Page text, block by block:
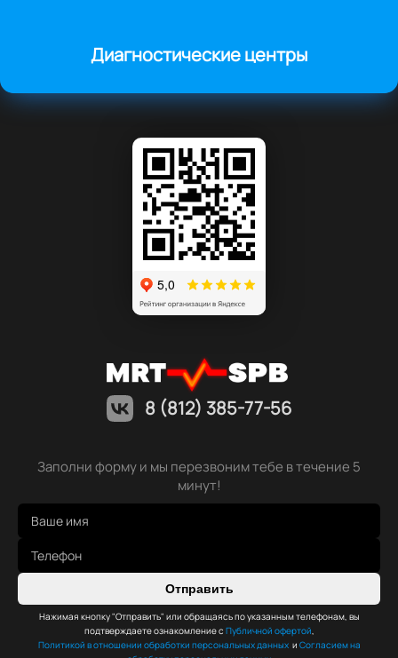
Диагностические центры
8 (812) 385-77-56
Заполни форму и мы перезвоним тебе в течение 5
минут!
Отправить
Нажимая кнопку "Отправить" или обращаясь по указанным телефонам, вы
подтверждаете ознакомление с Публичной офертой,
Политикой в отношении обработки персональных данных и Согласием на